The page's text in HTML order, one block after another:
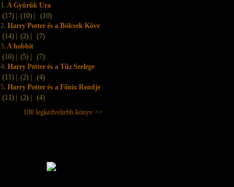
1.A Gyűrűk Ura
(17) |
(10) |
(10)
2. Harry Potter és a Bölcsek Köve
(14) |
(2) |
(7)
3.A hobbit
(10) |
(5) |
(7)
4. Harry Potter és a Tűz Serlege
(11) |
(2) |
(4)
5. Harry Potter és a Főnix Rendje
(11) |
(2) |
(4)
100 legkedveltebb könyv >>